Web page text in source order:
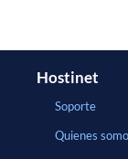
Hostinet
Soporte
Quienes